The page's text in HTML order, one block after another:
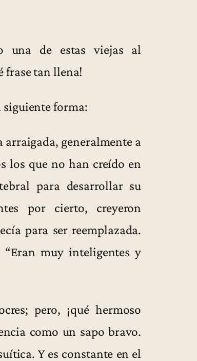
una de estas viejas al
frase tan llena!
siguiente forma:
generalmente a
los que no han creído en
para desarrollar su
por cierto, creyeron
para ser reemplazada.
“Eran muy inteligentes y
pero, ¡qué hermoso
como un sapo bravo.
Y es constante en el